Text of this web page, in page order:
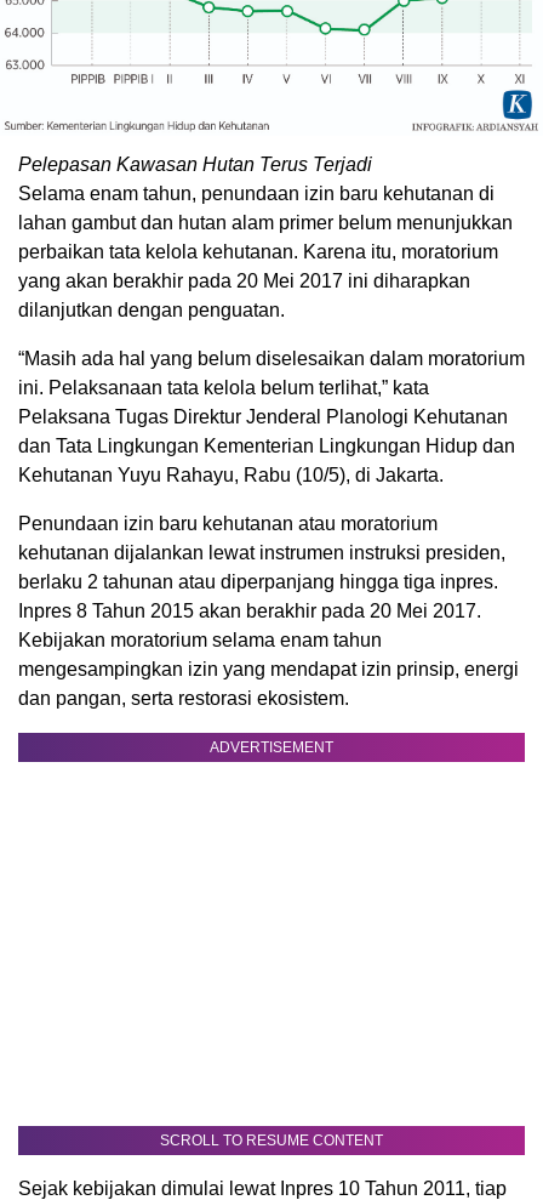
Pelepasan Kawasan Hutan Terus Terjadi
Selama enam tahun, penundaan izin baru kehutanan di
lahan gambut dan hutan alam primer belum menunjukkan
perbaikan tata kelola kehutanan. Karena itu, moratorium
yang akan berakhir pada 20 Mei 2017 ini diharapkan
dilanjutkan dengan penguatan.
“Masih ada hal yang belum diselesaikan dalam moratorium
ini. Pelaksanaan tata kelola belum terlihat,” kata
Pelaksana Tugas Direktur Jenderal Planologi Kehutanan
dan Tata Lingkungan Kementerian Lingkungan Hidup dan
Kehutanan Yuyu Rahayu, Rabu (10/5), di Jakarta.
Penundaan izin baru kehutanan atau moratorium
kehutanan dijalankan lewat instrumen instruksi presiden,
berlaku 2 tahunan atau diperpanjang hingga tiga inpres.
Inpres 8 Tahun 2015 akan berakhir pada 20 Mei 2017.
Kebijakan moratorium selama enam tahun
mengesampingkan izin yang mendapat izin prinsip, energi
dan pangan, serta restorasi ekosistem.
ADVERTISEMENT
SCROLL TO RESUME CONTENT
Sejak kebijakan dimulai lewat Inpres 10 Tahun 2011, tiap